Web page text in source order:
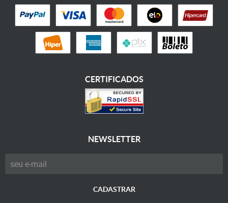
CERTIFICADOS
NEWSLETTER
CADASTRAR